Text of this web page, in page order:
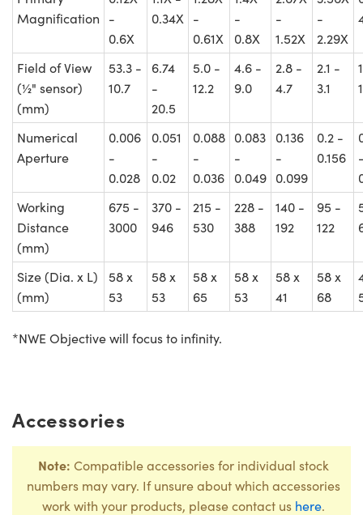
Magnification
-
0.6X
0.34X
-
0.61X
-
0.8X
-
1.52X
-
2.29X
Field of View
(½" sensor)
(mm)
53.3 -
10.7
6.74
-
20.5
5.0 -
12.2
4.6 -
9.0
2.8 -
4.7
2.1 -
3.1
Numerical
Aperture
0.006
-
0.028
0.051
-
0.02
0.088
-
0.036
0.083
-
0.049
0.136
-
0.099
0.2 -
0.156
Working
Distance
(mm)
675 -
3000
370 -
946
215 -
530
228 -
388
140 -
192
95 -
122
Size (Dia. x L)
(mm)
58 x
53
58 x
53
58 x
65
58 x
53
58 x
41
58 x
68
*NWE Objective will focus to infinity.
Accessories
Note: Compatible accessories for individual stock
numbers may vary. If unsure about which accessories
work with your products, please contact us here.